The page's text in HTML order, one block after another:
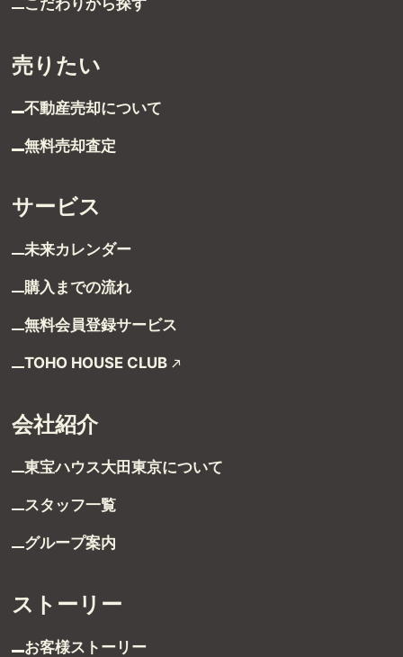
売りたい
不動産売却について
無料売却査定
サービス
未来カレンダー
購入までの流れ
無料会員登録サービス
TOHO HOUSE CLUB
会社紹介
東宝ハウス大田東京について
スタッフ一覧
グループ案内
ストーリー
お客様ストーリー
ストーリー
採用情報
採用情報
TEL：03-6629-4880
FAX：03-5711-8828